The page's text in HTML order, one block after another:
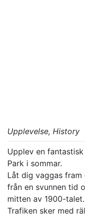
Upplevelse, History
Upplev en
Park i sommar.
Låt dig vaggas fram
från en svunnen tid
mitten av 1900-talet.
Trafiken sker med